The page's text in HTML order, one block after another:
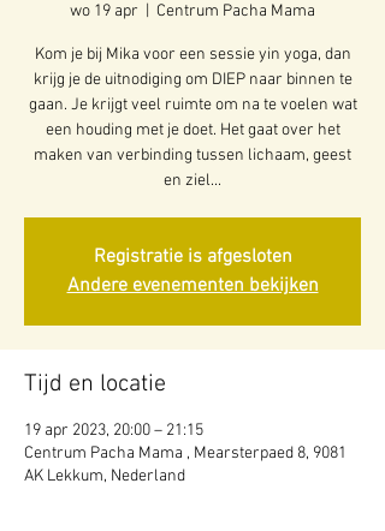
wo 19 apr Centrum Pacha Mama
Kom je bij Mika voor een sessie yin yoga, dan
krijg je de uitnodiging om DIEP naar binnen te
gaan. Je krijgt veel ruimte om na te voelen wat
een houding met je doet. Het gaat over het
maken van verbinding tussen lichaam, geest
en ziel...
Registratie is afgesloten
Andere evenementen bekijken
Tijd en locatie
19 apr 2023, 20:00 – 21:15
Centrum Pacha Mama , Mearsterpaed 8, 9081
AK Lekkum, Nederland